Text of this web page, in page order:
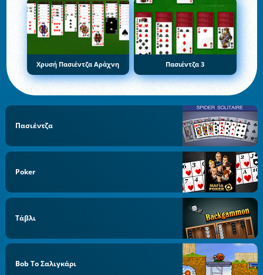
Χρυσή Πασιέντζα Αράχνη Πασιέντζα 3
Πασιέντζα
Poker
Τάβλι
Bob Το Σαλιγκάρι